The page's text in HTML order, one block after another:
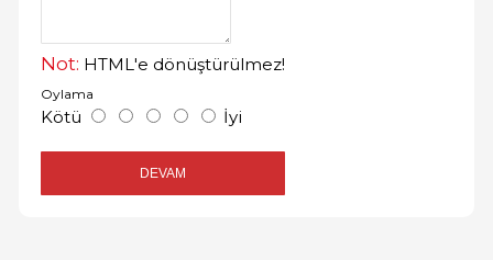
Not: HTML'e dönüştürülmez!
Oylama
Kötü İyi
DEVAM